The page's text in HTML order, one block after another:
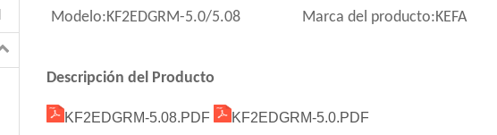
Modelo:KF2EDGRM-5.0/5.08 Marca del producto:KEFA
Descripción del Producto
KF2EDGRM-5.08.PDF KF2EDGRM-5.0.PDF